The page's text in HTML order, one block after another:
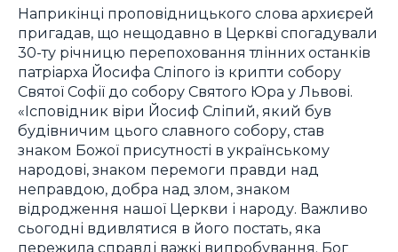
Наприкінці проповідницького слова архиєрей
пригадав, що нещодавно в Церкві спогадували
30-ту річницю перепоховання тлінних останків
патріарха Йосифа Сліпого із крипти собору
Святої Софії до собору Святого Юра у Львові.
«Ісповідник віри Йосиф Сліпий, який був
будівничим цього славного собору, став
знаком Божої присутності в українському
народові, знаком перемоги правди над
неправдою, добра над злом, знаком
відродження нашої Церкви і народу. Важливо
сьогодні вдивлятися в його постать, яка
пережила справді важкі випробування. Бог